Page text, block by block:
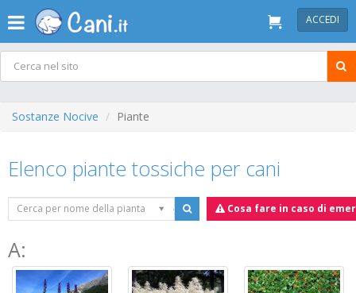
ACCEDI
Sostanze Nocive Piante
Elenco piante tossiche per cani
Cerca per nome della pianta Cosa fare in caso di
A: